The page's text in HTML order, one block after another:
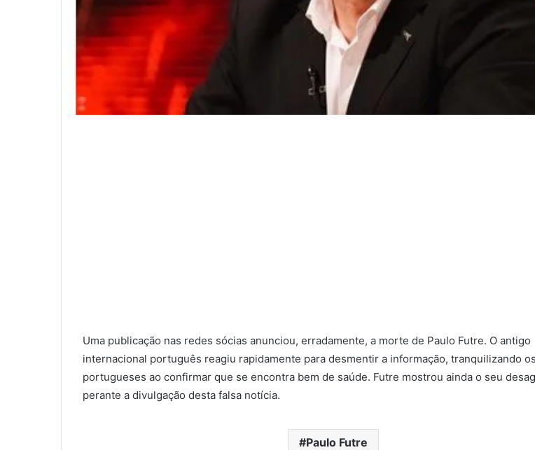
Uma publicação nas redes sócias anunciou, erradamente, a morte de Paulo Futre. O antigo
internacional português reagiu rapidamente para desmentir a informação, tranquilizando os
portugueses ao confirmar que se encontra bem de saúde. Futre mostrou ainda o seu
perante a divulgação desta falsa notícia.
Paulo Futre